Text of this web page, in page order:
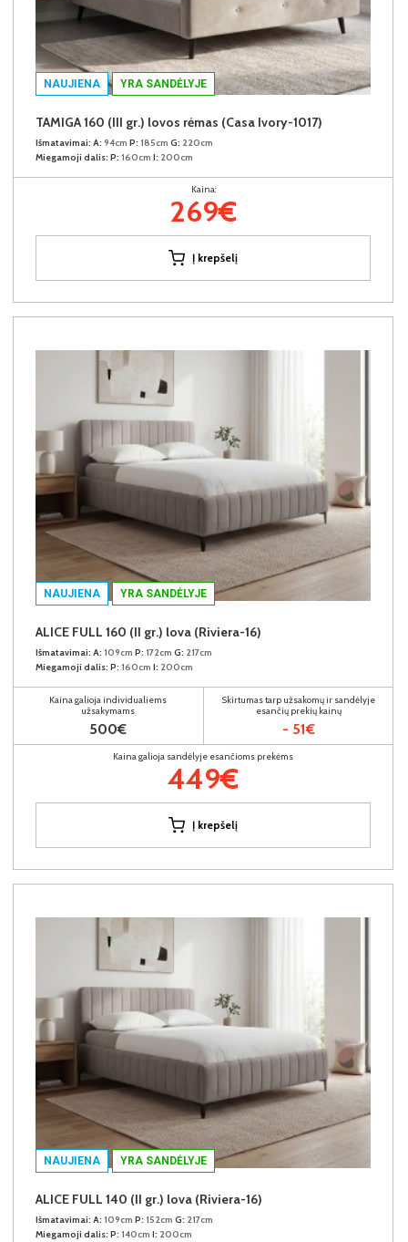
NAUJIENA YRA SANDĖLYJE
TAMIGA 160 (III gr.) lovos rėmas (Casa Ivory-1017)
Išmatavimai: A: 94cm P: 185cm G: 220cm
Miegamoji dalis: P: 160cm I: 200cm
Kaina:
269€
Į krepšelį
NAUJIENA YRA SANDĖLYJE
ALICE FULL 160 (II gr.) lova (Riviera-16)
Išmatavimai: A: 109cm P: 172cm G: 217cm
Miegamoji dalis: P: 160cm I: 200cm
Kaina galioja individualiems
užsakymams
500€
Skirtumas tarp užsakomų ir sandėlyje
esančių prekių kainų
- 51€
Kaina galioja sandėlyje esančioms prekėms
449€
Į krepšelį
NAUJIENA YRA SANDĖLYJE
ALICE FULL 140 (II gr.) lova (Riviera-16)
Išmatavimai: A: 109cm P: 152cm G: 217cm
Miegamoji dalis: P: 140cm I: 200cm